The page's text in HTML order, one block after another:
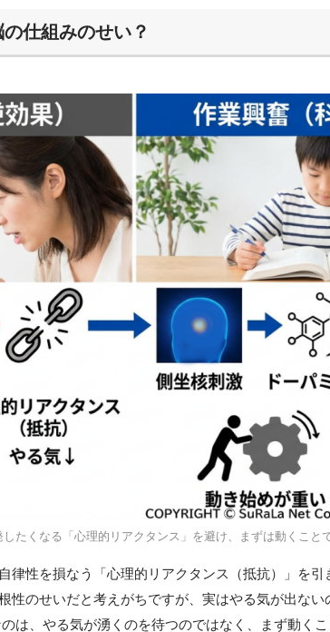
仕組みのせい？
たくなる「心理的リアクタンス」を避け、まずは動くこと
律性を損なう「心理的リアクタンス（抵抗）」を
性のせいだと考えがちですが、実はやる気が出な
は、やる気が湧くのを待つのではなく、まず動く